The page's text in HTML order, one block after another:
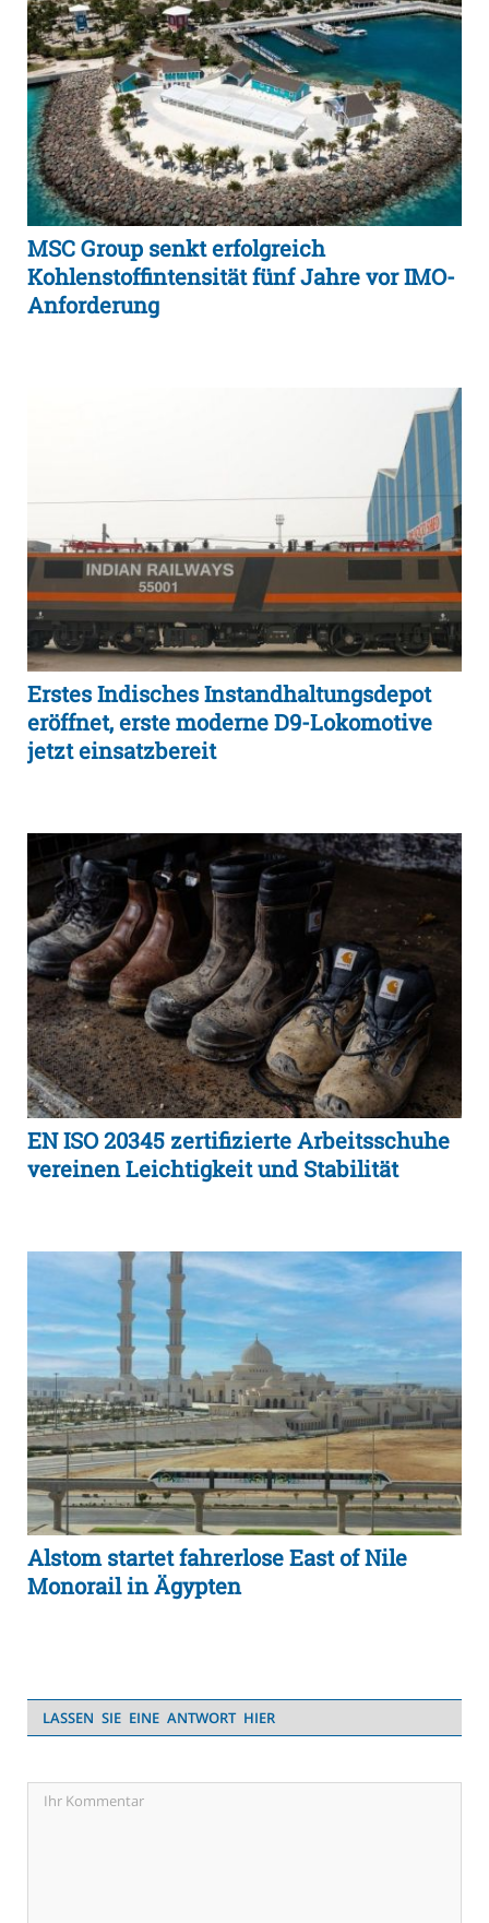
MSC Group senkt erfolgreich
Kohlenstoffintensität fünf Jahre vor IMO-
Anforderung
Erstes Indisches Instandhaltungsdepot
eröffnet, erste moderne D9-Lokomotive
jetzt einsatzbereit
EN ISO 20345 zertifizierte Arbeitsschuhe
vereinen Leichtigkeit und Stabilität
Alstom startet fahrerlose East of Nile
Monorail in Ägypten
LASSEN SIE EINE ANTWORT HIER